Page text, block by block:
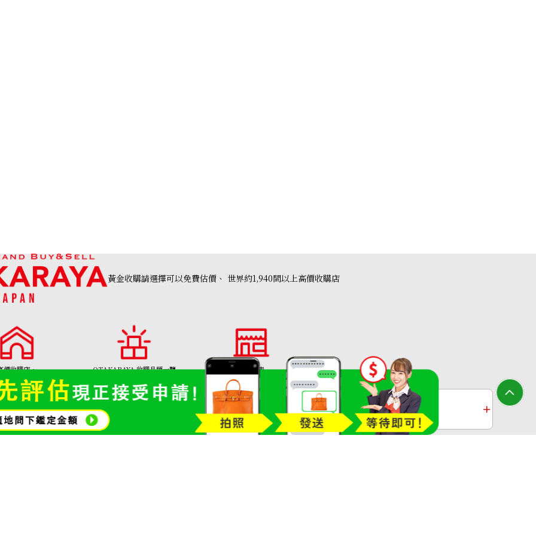
黃金收購請選擇可以免費估價、 世界約1,940間以上高價收購店
價收購店・
」首頁
OTAKARAYA 收購品類一覽 分店列表
名牌品收購 寶石和珠寶收購 鉑金收購